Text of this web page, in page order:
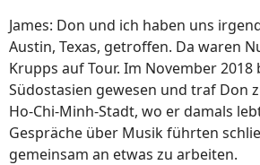
James: Don und ich haben uns
Austin, Texas, getroffen. Da waren
Krupps auf Tour. Im November 2018
Südostasien gewesen und traf Don
Ho-Chi-Minh-Stadt, wo er damals
Gespräche über Musik führten
gemeinsam an etwas zu arbeiten.